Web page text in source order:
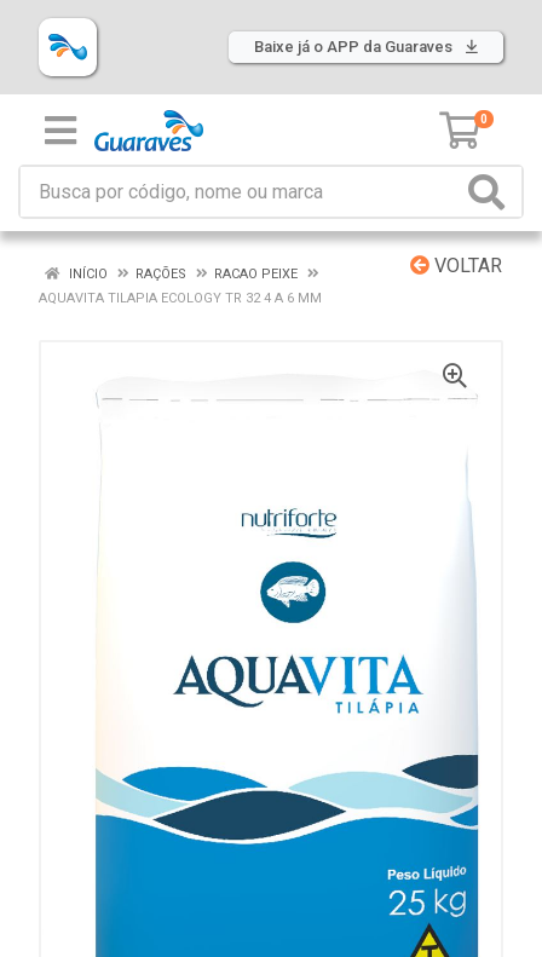
Baixe já o APP da Guaraves
0
VOLTAR
INÍCIO RAÇÕES
RACAO PEIXE
AQUAVITA TILAPIA ECOLOGY TR 32 4 A 6 MM